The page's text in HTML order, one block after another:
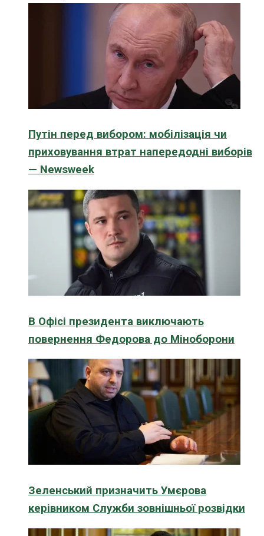
Путін перед вибором: мобілізація чи
приховування втрат напередодні виборів
— Newsweek
В Офісі президента виключають
повернення Федорова до Міноборони
Зеленський призначить Умєрова
керівником Служби зовнішньої розвідки